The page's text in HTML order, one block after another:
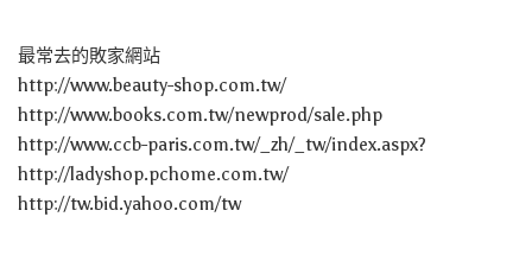
最常去的敗家網站
http://www.beauty-shop.com.tw/
http://www.books.com.tw/newprod/sale.php
http://www.ccb-paris.com.tw/_zh/_tw/index.aspx?
http://ladyshop.pchome.com.tw/
http://tw.bid.yahoo.com/tw